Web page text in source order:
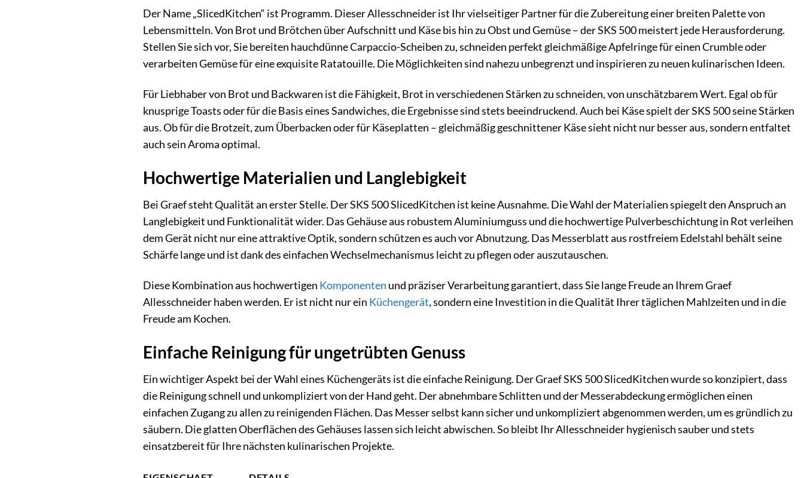
Der Name „SlicedKitchen“ ist Programm. Dieser Allesschneider ist Ihr vielseitiger Partner für die Zubereitung einer breiten Palette von
Lebensmitteln. Von Brot und Brötchen über Aufschnitt und Käse bis hin zu Obst und Gemüse – der SKS 500 meistert jede Herausforderung.
Stellen Sie sich vor, Sie bereiten hauchdünne Carpaccio-Scheiben zu, schneiden perfekt gleichmäßige Apfelringe für einen Crumble oder
verarbeiten Gemüse für eine exquisite Ratatouille. Die Möglichkeiten sind nahezu unbegrenzt und inspirieren zu neuen kulinarischen Ideen.
Für Liebhaber von Brot und Backwaren ist die Fähigkeit, Brot in verschiedenen Stärken zu schneiden, von unschätzbarem Wert. Egal ob für
knusprige Toasts oder für die Basis eines Sandwiches, die Ergebnisse sind stets beeindruckend. Auch bei Käse spielt der SKS 500 seine Stärken
aus. Ob für die Brotzeit, zum Überbacken oder für Käseplatten – gleichmäßig geschnittener Käse sieht nicht nur besser aus, sondern entfaltet
auch sein Aroma optimal.
Hochwertige Materialien und Langlebigkeit
Bei Graef steht Qualität an erster Stelle. Der SKS 500 SlicedKitchen ist keine Ausnahme. Die Wahl der Materialien spiegelt den Anspruch an
Langlebigkeit und Funktionalität wider. Das Gehäuse aus robustem Aluminiumguss und die hochwertige Pulverbeschichtung in Rot verleihen
dem Gerät nicht nur eine attraktive Optik, sondern schützen es auch vor Abnutzung. Das Messerblatt aus rostfreiem Edelstahl behält seine
Schärfe lange und ist dank des einfachen Wechselmechanismus leicht zu pflegen oder auszutauschen.
Diese Kombination aus hochwertigen Komponenten und präziser Verarbeitung garantiert, dass Sie lange Freude an Ihrem Graef
Allesschneider haben werden. Er ist nicht nur ein Küchengerät, sondern eine Investition in die Qualität Ihrer täglichen Mahlzeiten und in die
Freude am Kochen.
Einfache Reinigung für ungetrübten Genuss
Ein wichtiger Aspekt bei der Wahl eines Küchengeräts ist die einfache Reinigung. Der Graef SKS 500 SlicedKitchen wurde so konzipiert, dass
die Reinigung schnell und unkompliziert von der Hand geht. Der abnehmbare Schlitten und der Messerabdeckung ermöglichen einen
einfachen Zugang zu allen zu reinigenden Flächen. Das Messer selbst kann sicher und unkompliziert abgenommen werden, um es gründlich zu
säubern. Die glatten Oberflächen des Gehäuses lassen sich leicht abwischen. So bleibt Ihr Allesschneider hygienisch sauber und stets
einsatzbereit für Ihre nächsten kulinarischen Projekte.